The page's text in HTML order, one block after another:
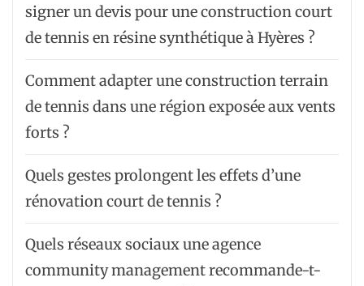
signer un devis pour une construction court
de tennis en résine synthétique à Hyères ?
Comment adapter une construction terrain
de tennis dans une région exposée aux vents
forts ?
Quels gestes prolongent les effets d’une
rénovation court de tennis ?
Quels réseaux sociaux une agence
community management recommande-t-